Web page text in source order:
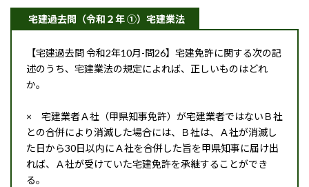
宅建過去問（令和２年 ①）宅建業法
【宅建過去問 令和2年10月-問26】宅建免許に関する次の記
述のうち、宅建業法の規定によれば、正しいものはどれ
か。
× 宅建業者Ａ社（甲県知事免許）が宅建業者ではないＢ社
との合併により消滅した場合には、Ｂ社は、Ａ社が消滅し
た日から30日以内にＡ社を合併した旨を甲県知事に届け出
れば、Ａ社が受けていた宅建免許を承継することができ
る。